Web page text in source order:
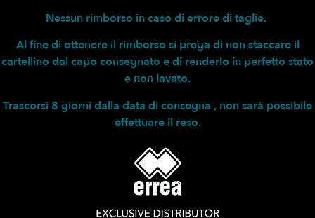
Nessun rimborso in caso di errore di taglie.
Al fine di ottenere il rimborso si prega di non staccare il
cartellino dal capo consegnato e di renderlo in perfetto stato
e non lavato.
Trascorsi 8 giorni dalla data di consegna , non sarà possibile
effettuare il reso.